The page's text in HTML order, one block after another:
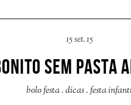
15 set. 15
SEM PASTA
bolo festa.dicas.festa